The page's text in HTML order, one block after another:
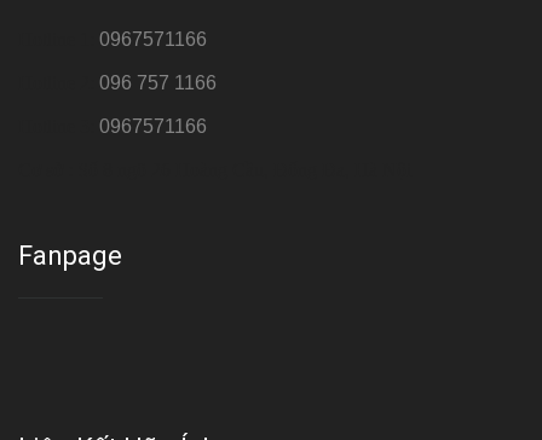
0967571166
096 757 1166
0967571166
Fanpage